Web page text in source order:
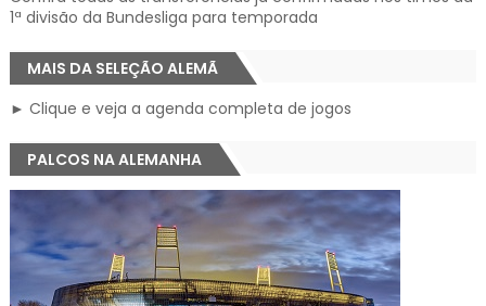
1ª divisão da Bundesliga para temporada
MAIS DA SELEÇÃO ALEMÃ
► Clique e veja a agenda completa de jogos
PALCOS NA ALEMANHA